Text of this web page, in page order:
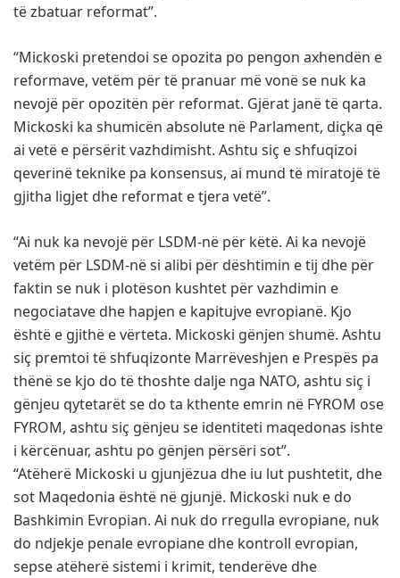
të zbatuar reformat”.
“Mickoski pretendoi se opozita po pengon axhendën e
reformave, vetëm për të pranuar më vonë se nuk ka
nevojë për opozitën për reformat. Gjërat janë të qarta.
Mickoski ka shumicën absolute në Parlament, diçka që
ai vetë e përsërit vazhdimisht. Ashtu siç e shfuqizoi
qeverinë teknike pa konsensus, ai mund të miratojë të
gjitha ligjet dhe reformat e tjera vetë”.
“Ai nuk ka nevojë për LSDM-në për këtë. Ai ka nevojë
vetëm për LSDM-në si alibi për dështimin e tij dhe për
faktin se nuk i plotëson kushtet për vazhdimin e
negociatave dhe hapjen e kapitujve evropianë. Kjo
është e gjithë e vërteta. Mickoski gënjen shumë. Ashtu
siç premtoi të shfuqizonte Marrëveshjen e Prespës pa
thënë se kjo do të thoshte dalje nga NATO, ashtu siç i
gënjeu qytetarët se do ta kthente emrin në FYROM ose
FYROM, ashtu siç gënjeu se identiteti maqedonas ishte
i kërcënuar, ashtu po gënjen përsëri sot”.
“Atëherë Mickoski u gjunjëzua dhe iu lut pushtetit, dhe
sot Maqedonia është në gjunjë. Mickoski nuk e do
Bashkimin Evropian. Ai nuk do rregulla evropiane, nuk
do ndjekje penale evropiane dhe kontroll evropian,
sepse atëherë sistemi i krimit, tenderëve dhe